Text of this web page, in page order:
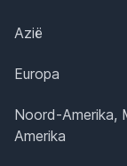
Azië
Europa
Noord-Amerika,
Amerika